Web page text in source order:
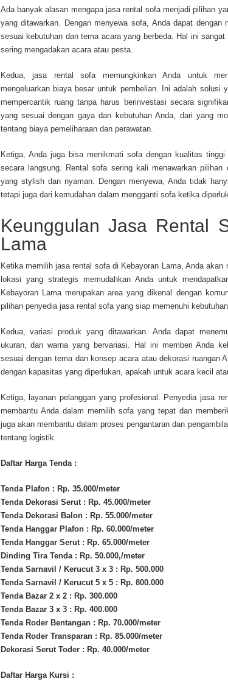
Ada banyak alasan mengapa jasa rental sofa menjadi pilihan
yang ditawarkan. Dengan menyewa sofa, Anda dapat
sesuai kebutuhan dan tema acara yang berbeda. Hal ini
sering mengadakan acara atau pesta.
Kedua, jasa rental sofa memungkinkan Anda untuk
mengeluarkan biaya besar untuk pembelian. Ini adalah solusi
mempercantik ruang tanpa harus berinvestasi secara
yang sesuai dengan gaya dan kebutuhan Anda, dari yang
tentang biaya pemeliharaan dan perawatan.
Ketiga, Anda juga bisa menikmati sofa dengan kualitas
secara langsung. Rental sofa sering kali menawarkan pilihan
yang stylish dan nyaman. Dengan menyewa, Anda tidak
tetapi juga dari kemudahan dalam mengganti sofa ketika
Keunggulan Jasa Rental
Lama
Ketika memilih jasa rental sofa di Kebayoran Lama, Anda akan
lokasi yang strategis memudahkan Anda untuk
Kebayoran Lama merupakan area yang dikenal dengan
pilihan penyedia jasa rental sofa yang siap memenuhi kebutuhan
Kedua, variasi produk yang ditawarkan. Anda dapat
ukuran, dan warna yang bervariasi. Hal ini memberi Anda
sesuai dengan tema dan konsep acara atau dekorasi ruangan
dengan kapasitas yang diperlukan, apakah untuk acara kecil
Ketiga, layanan pelanggan yang profesional. Penyedia jasa
membantu Anda dalam memilih sofa yang tepat dan
juga akan membantu dalam proses pengantaran dan
tentang logistik.
Daftar Harga Tenda :
Tenda Plafon : Rp. 35.000/meter
Tenda Dekorasi Serut : Rp. 45.000/meter
Tenda Dekorasi Balon : Rp. 55.000/meter
Tenda Hanggar Plafon : Rp. 60.000/meter
Tenda Hanggar Serut : Rp. 65.000/meter
Dinding Tira Tenda : Rp. 50.000,/meter
Tenda Sarnavil / Kerucut 3 x 3 : Rp. 500.000
Tenda Sarnavil / Kerucut 5 x 5 : Rp. 800.000
Tenda Bazar 2 x 2 : Rp. 300.000
Tenda Bazar 3 x 3 : Rp. 400.000
Tenda Roder Bentangan : Rp. 70.000/meter
Tenda Roder Transparan : Rp. 85.000/meter
Dekorasi Serut Toder : Rp. 40.000/meter
Daftar Harga Kursi :